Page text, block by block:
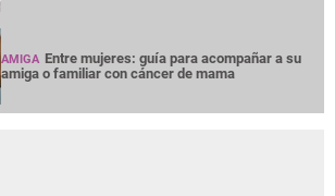
AMIGA Entre mujeres: guía para acompañar a su
amiga o familiar con cáncer de mama